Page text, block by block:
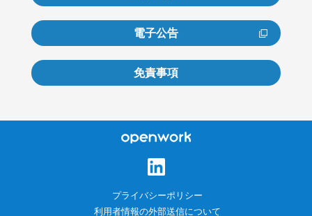
電子公告
免責事項
プライバシーポリシー
利用者情報の外部送信について